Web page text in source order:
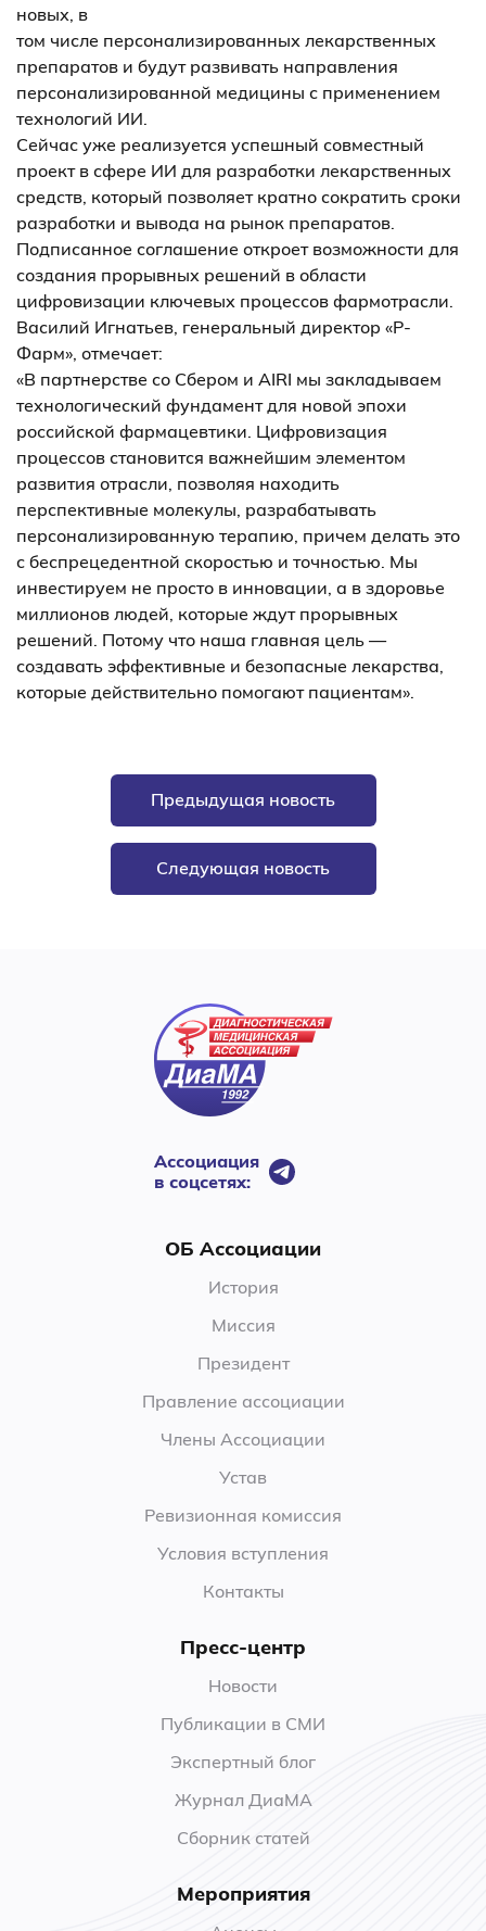
новых, в
том числе персонализированных лекарственных
препаратов и будут развивать направления
персонализированной медицины с применением
технологий ИИ.
Сейчас уже реализуется успешный совместный
проект в сфере ИИ для разработки лекарственных
средств, который позволяет кратно сократить сроки
разработки и вывода на рынок препаратов.
Подписанное соглашение откроет возможности для
создания прорывных решений в области
цифровизации ключевых процессов фармотрасли.
Василий Игнатьев, генеральный директор «Р-
Фарм», отмечает:
«В партнерстве со Сбером и AIRI мы закладываем
технологический фундамент для новой эпохи
российской фармацевтики. Цифровизация
процессов становится важнейшим элементом
развития отрасли, позволяя находить
перспективные молекулы, разрабатывать
персонализированную терапию, причем делать это
с беспрецедентной скоростью и точностью. Мы
инвестируем не просто в инновации, а в здоровье
миллионов людей, которые ждут прорывных
решений. Потому что наша главная цель —
создавать эффективные и безопасные лекарства,
которые действительно помогают пациентам».
Предыдущая новость
Следующая новость
Ассоциация
в соцсетях:
ОБ Ассоциации
История
Миссия
Президент
Правление ассоциации
Члены Ассоциации
Устав
Ревизионная комиссия
Условия вступления
Контакты
Пресс-центр
Новости
Публикации в СМИ
Экспертный блог
Журнал ДиаМА
Сборник статей
Мероприятия